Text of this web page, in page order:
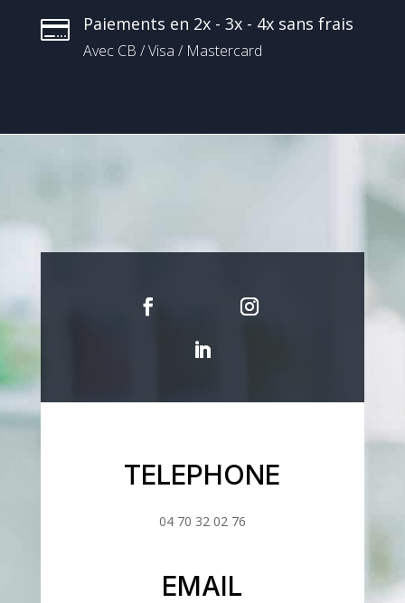
 Paiements en 2x - 3x - 4x sans frais
Avec CB / Visa / Mastercard
TELEPHONE
04 70 32 02 76
EMAIL